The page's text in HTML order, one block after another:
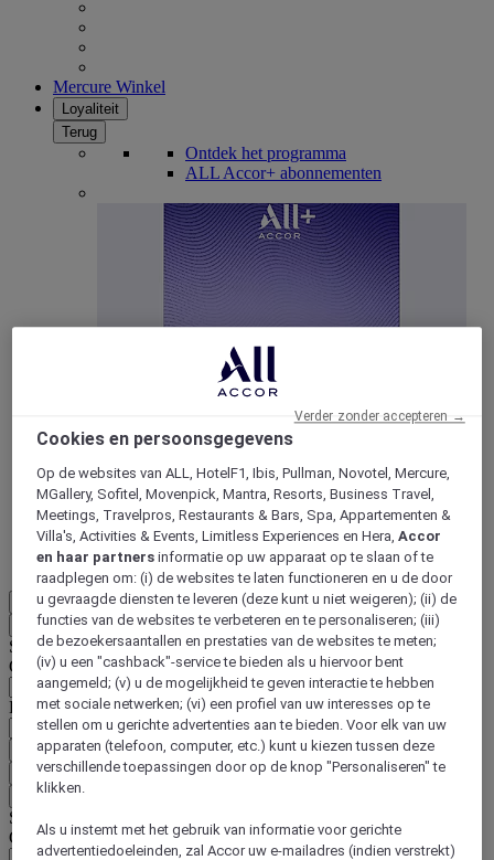
Mercure Winkel
Loyaliteit
Terug
Ontdek het programma
ALL Accor+ abonnementen
+30 merken
WORD NU LID
Meer
Terug
Selecteer hieronder uw land en taal
Geografische zone
Land/regio-taal
Bevestig mijn land en taal
EUR (€)
Terug
Selecteer hieronder uw valuta
Geografische zone
Cookies en persoonsgegevens
Op de websites van ALL, HotelF1, Ibis, Pullman, Novotel, Mercure,
MGallery, Sofitel, Movenpick, Mantra, Resorts, Business Travel,
Meetings, Travelpros, Restaurants & Bars, Spa, Appartementen &
Villa's, Activities & Events, Limitless Experiences en Hera,Accor
en haar partners informatie op uw apparaat op te slaan of te
raadplegen om: (i) de websites te laten functioneren en u de door
u gevraagde diensten te leveren (deze kunt u niet weigeren); (ii) de
functies van de websites te verbeteren en te personaliseren; (iii)
de bezoekersaantallen en prestaties van de websites te meten;
(iv) u een "cashback"-service te bieden als u hiervoor bent
aangemeld; (v) u de mogelijkheid te geven interactie te hebben
met sociale netwerken; (vi) een profiel van uw interesses op te
stellen om u gerichte advertenties aan te bieden. Voor elk van uw
apparaten (telefoon, computer, etc.) kunt u kiezen tussen deze
verschillende toepassingen door op de knop "Personaliseren" te
klikken.
Als u instemt met het gebruik van informatie voor gerichte
advertentiedoeleinden, zal Accor uw e-mailadres (indien verstrekt)
Verder zonder accepteren →